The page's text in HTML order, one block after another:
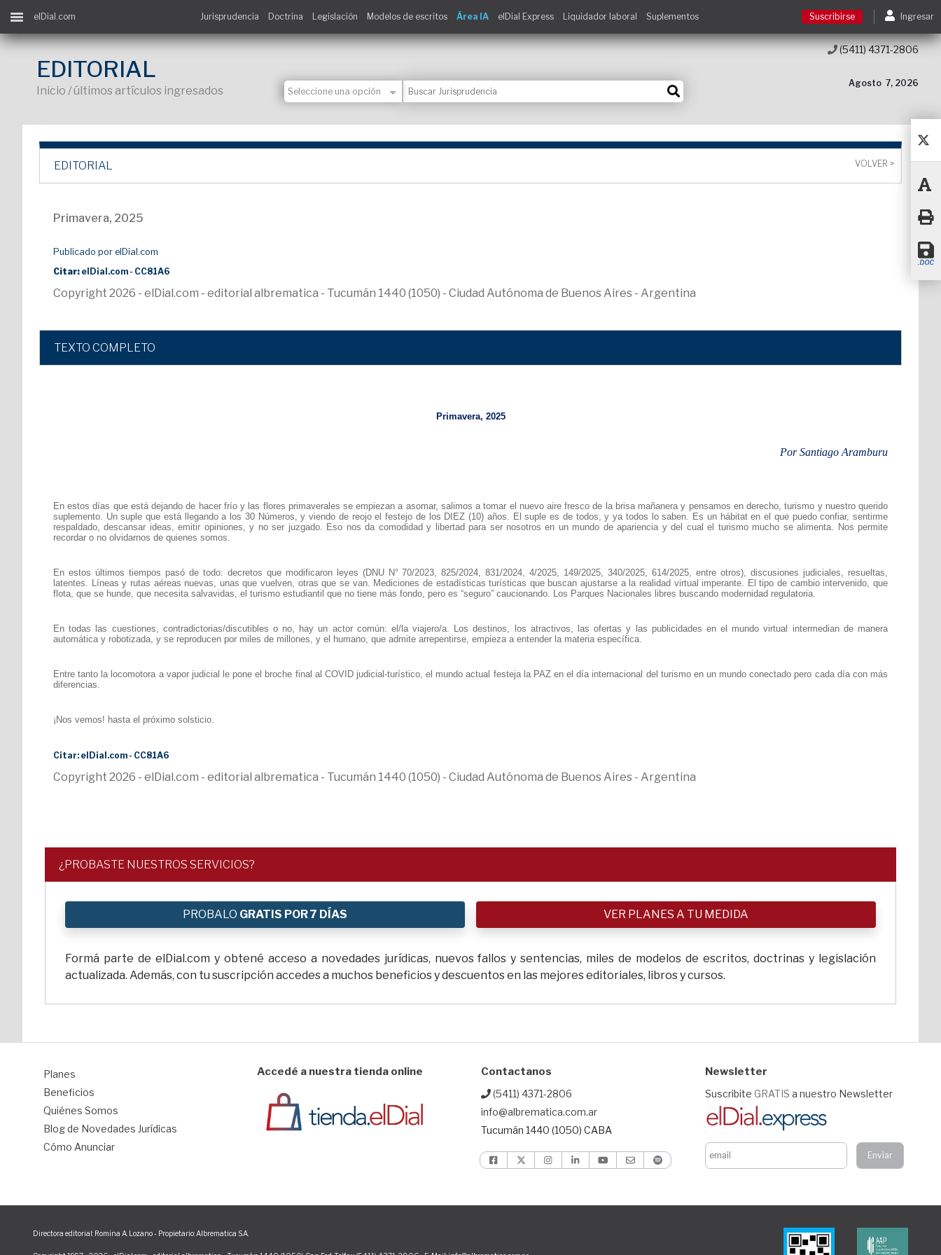
Suscribirse
Acceso a cursos
Contacto
elDial.com Jurisprudencia Doctrina Legislación Modelos de escritos Área IA elDial Express Liquidador laboral Suplementos Suscribirse Ingresar
EDITORIAL
Inicio / últimos artículos ingresados
Agosto 7, 2026
(5411) 4371-2806
EDITORIAL VOLVER >
Primavera, 2025
Publicado por elDial.com
Citar: elDial.com - CC81A6
Copyright 2026 - elDial.com - editorial albrematica - Tucumán 1440 (1050) - Ciudad Autónoma de Buenos Aires - Argentina
TEXTO COMPLETO
Primavera, 2025
Por Santiago Aramburu
En estos días que está dejando de hacer frío y las flores primaverales se empiezan a asomar, salimos a tomar el nuevo aire fresco de la brisa mañanera y pensamos en derecho, turismo y nuestro querido
suplemento. Un suple que está llegando a los 30 Números, y viendo de reojo el festejo de los DIEZ (10) años. El suple es de todos, y ya todos lo saben. Es un hábitat en el que puedo confiar, sentirme
respaldado, descansar ideas, emitir opiniones, y no ser juzgado. Eso nos da comodidad y libertad para ser nosotros en un mundo de apariencia y del cual el turismo mucho se alimenta. Nos permite
recordar o no olvidarnos de quienes somos.
En estos últimos tiempos pasó de todo: decretos que modificaron leyes (DNU N° 70/2023, 825/2024, 831/2024, 4/2025, 149/2025, 340/2025, 614/2025, entre otros), discusiones judiciales, resueltas,
latentes. Líneas y rutas aéreas nuevas, unas que vuelven, otras que se van. Mediciones de estadísticas turísticas que buscan ajustarse a la realidad virtual imperante. El tipo de cambio intervenido, que
flota, que se hunde, que necesita salvavidas, el turismo estudiantil que no tiene más fondo, pero es “seguro” caucionando. Los Parques Nacionales libres buscando modernidad regulatoria.
En todas las cuestiones, contradictorias/discutibles o no, hay un actor común: el/la viajero/a. Los destinos, los atractivos, las ofertas y las publicidades en el mundo virtual intermedian de manera
automática y robotizada, y se reproducen por miles de millones, y el humano, que admite arrepentirse, empieza a entender la materia específica.
Entre tanto la locomotora a vapor judicial le pone el broche final al COVID judicial-turístico, el mundo actual festeja la PAZ en el día internacional del turismo en un mundo conectado pero cada día con más
diferencias.
¡Nos vemos! hasta el próximo solsticio.
Citar: elDial.com - CC81A6
Copyright 2026 - elDial.com - editorial albrematica - Tucumán 1440 (1050) - Ciudad Autónoma de Buenos Aires - Argentina
¿PROBASTE NUESTROS SERVICIOS?
PROBALO GRATIS POR 7 DÍAS VER PLANES A TU MEDIDA
Formá parte de elDial.com y obtené acceso a novedades jurídicas, nuevos fallos y sentencias, miles de modelos de escritos, doctrinas y legislación
actualizada. Además, con tu suscripción accedes a muchos beneficios y descuentos en las mejores editoriales, libros y cursos.
Planes
Beneficios
Quiénes Somos
Blog de Novedades Jurídicas
Cómo Anunciar
Accedé a nuestra tienda online Contactanos
(5411) 4371-2806
info@albrematica.com.ar
Tucumán 1440 (1050) CABA
Newsletter
Suscribite GRATIS a nuestro Newsletter
Directora editorial: Romina A. Lozano - Propietario: Albrematica S.A.